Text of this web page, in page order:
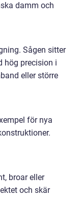
damm och
Sågen sitter
hög precision i
eller större
för nya
broar eller
och skär